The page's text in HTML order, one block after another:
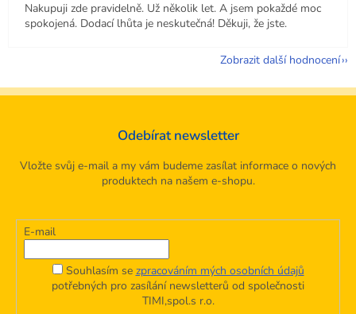
Nakupuji zde pravidelně. Už několik let. A jsem pokaždé moc
spokojená. Dodací lhůta je neskutečná! Děkuji, že jste.
Zobrazit další hodnocení
Odebírat newsletter
Vložte svůj e-mail a my vám budeme zasílat informace o nových
produktech na našem e-shopu.
E-mail
Souhlasím se zpracováním mých osobních údajů
potřebných pro zasílání newsletterů od společnosti
TIMI,spol.s r.o.